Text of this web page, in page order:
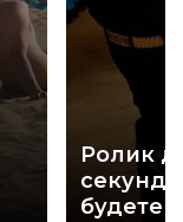
Ролик
секунд,
будете